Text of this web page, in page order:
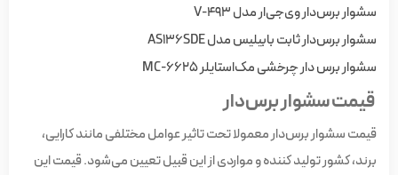
سشوار برس‌دار وی‌جی‌ار مدل V-493
سشوار برس‌دار ثابت بابیلیس مدل AS136SDE
سشوار برس دار چرخشی مک‌استایلر MC-6625
قیمت سشوار برس‌دار
قیمت سشوار برس‌دار معمولا تحت تاثیر عوامل مختلفی مانند کارایی،
برند، کشور تولید کننده و مواردی از این قبیل تعیین می‌شود. قیمت این